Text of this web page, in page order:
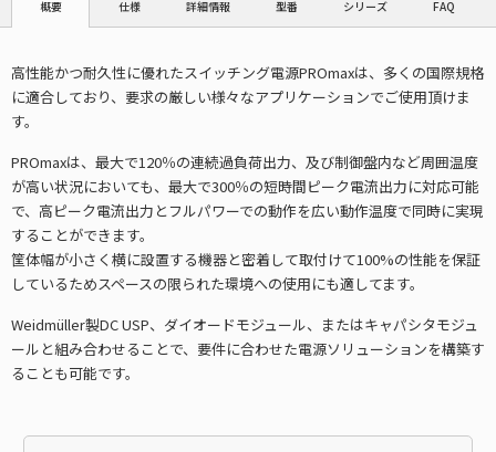
概要 仕様 詳細情報 型番 シリーズ FAQ
高性能かつ耐久性に優れたスイッチング電源PROmaxは、多くの国際規格
に適合しており、要求の厳しい様々なアプリケーションでご使用頂けま
す。
PROmaxは、最大で120％の連続過負荷出力、及び制御盤内など周囲温度
が高い状況においても、最大で300％の短時間ピーク電流出力に対応可能
で、高ピーク電流出力とフルパワーでの動作を広い動作温度で同時に実現
することができます。
筐体幅が小さく横に設置する機器と密着して取付けて100%の性能を保証
しているためスペースの限られた環境への使用にも適してます。
Weidmüller製DC USP、ダイオードモジュール、またはキャパシタモジュ
ールと組み合わせることで、要件に合わせた電源ソリューションを構築す
ることも可能です。